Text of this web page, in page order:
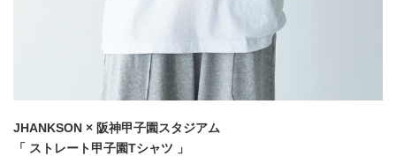
JHANKSON × 阪神甲子園スタジアム
「 ストレート甲子園Tシャツ 」